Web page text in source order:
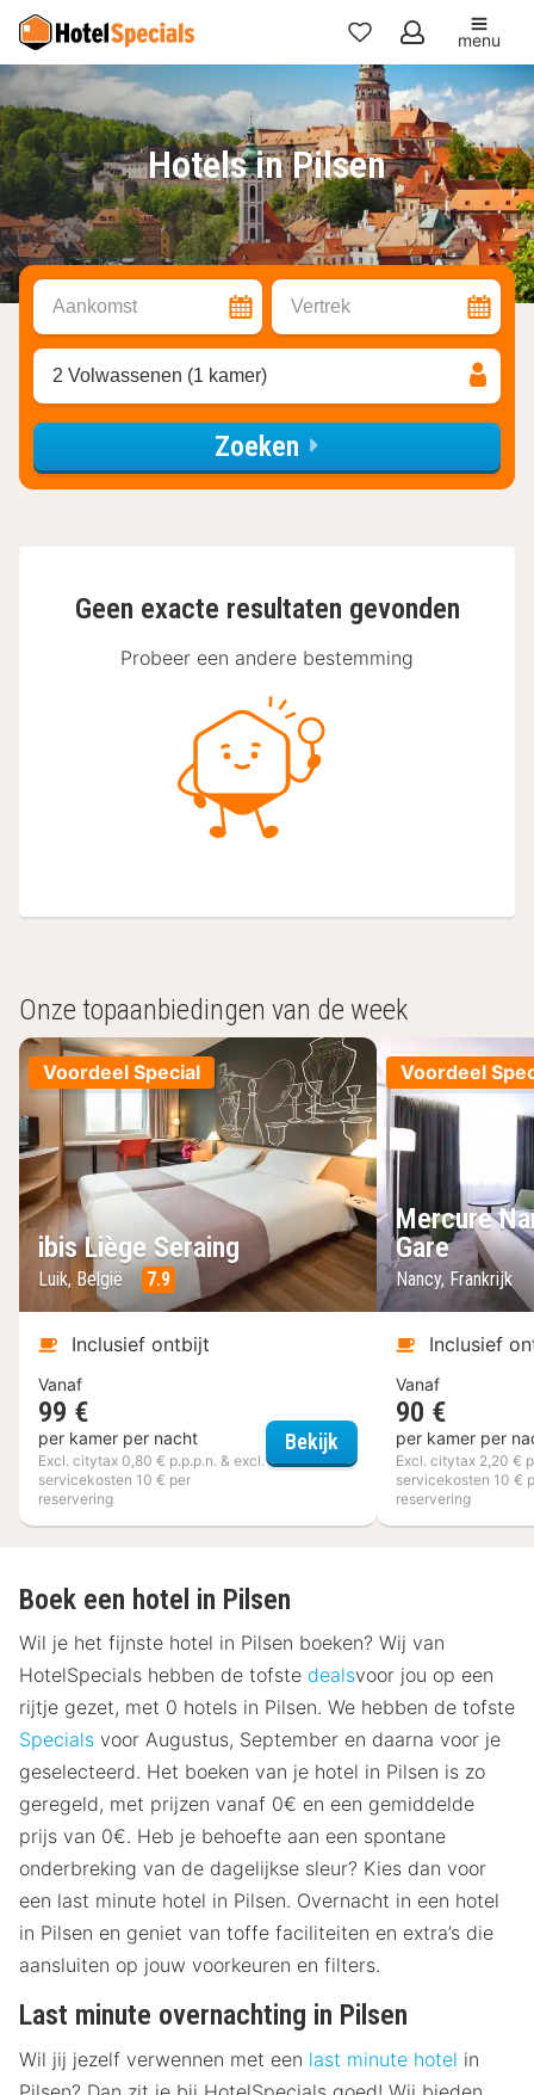
Mijn
favorieten
menu
Hotels in Pilsen
Aankomst Vertrek
2 Volwassenen (1 kamer)
Zoeken
Geen exacte resultaten gevonden
Probeer een andere bestemming
Onze topaanbiedingen van de week
Voordeel Special
ibis Liège Seraing
Luik, België 7.9
Inclusief ontbijt
Vanaf
99 €
per kamer per nacht
Excl. citytax 0,80 € p.p.p.n. & excl.
servicekosten 10 € per
reservering
Bekijk ibis Liège Seraing
Voordeel
Mercure
Gare
Nancy, Frankrijk
Inclusief
Vanaf
90 €
per kamer per
Excl. citytax 2,20 €
servicekosten 10 €
reservering
Boek een hotel in Pilsen
Wil je het fijnste hotel in Pilsen boeken? Wij van
HotelSpecials hebben de tofste dealsvoor jou op een
rijtje gezet, met 0 hotels in Pilsen. We hebben de tofste
Specials voor Augustus, September en daarna voor je
geselecteerd. Het boeken van je hotel in Pilsen is zo
geregeld, met prijzen vanaf 0€ en een gemiddelde
prijs van 0€. Heb je behoefte aan een spontane
onderbreking van de dagelijkse sleur? Kies dan voor
een last minute hotel in Pilsen. Overnacht in een hotel
in Pilsen en geniet van toffe faciliteiten en extra’s die
aansluiten op jouw voorkeuren en filters.
Last minute overnachting in Pilsen
Wil jij jezelf verwennen met een last minute hotel in